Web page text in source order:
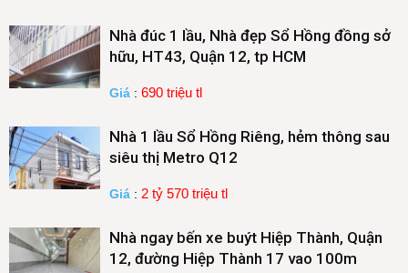
Nhà đúc 1 lầu, Nhà đẹp Sổ Hồng đồng sở
hữu, HT43, Quận 12, tp HCM
Giá : 690 triệu tl
Nhà 1 lầu Sổ Hồng Riêng, hẻm thông sau
siêu thị Metro Q12
Giá : 2 tỷ 570 triệu tl
Nhà ngay bến xe buýt Hiệp Thành, Quận
12, đường Hiệp Thành 17 vao 100m